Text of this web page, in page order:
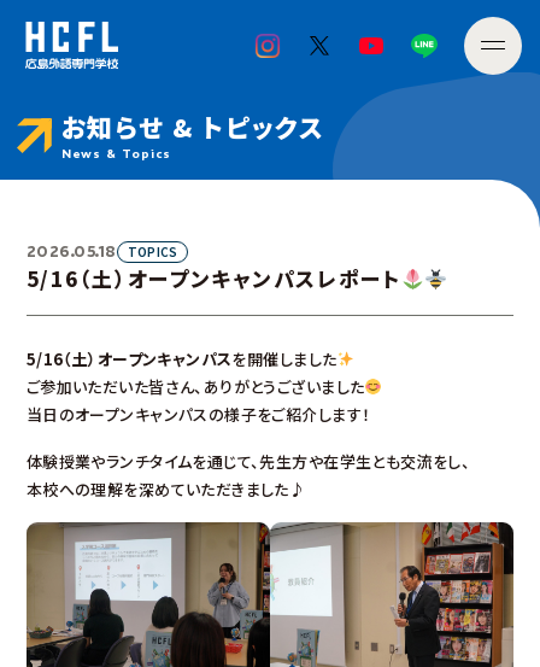
お知らせ & トピックス
News & Topics
2026.05.18 TOPICS
5/16（土）オープンキャンパスレポート
5/16（土）オープンキャンパスを開催しました
ご参加いただいた皆さん、ありがとうございました
当日のオープンキャンパスの様子をご紹介します！
体験授業やランチタイムを通じて、先生方や在学生とも交流をし、
本校への理解を深めていただきました♪